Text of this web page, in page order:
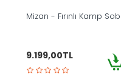
Mizan - Fırınlı Kamp
9.199,00TL